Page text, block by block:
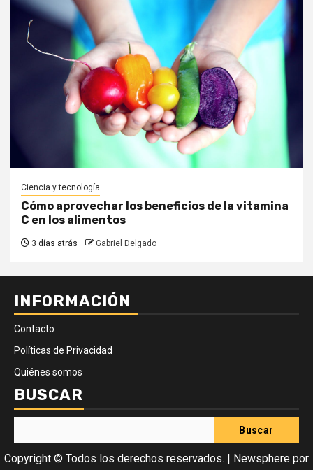
Ciencia y tecnología
Cómo aprovechar los beneficios de la vitamina
C en los alimentos
3 días atrás Gabriel Delgado
INFORMACIÓN
Contacto
Políticas de Privacidad
Quiénes somos
BUSCAR
Buscar
Copyright © Todos los derechos reservados. Newsphere por